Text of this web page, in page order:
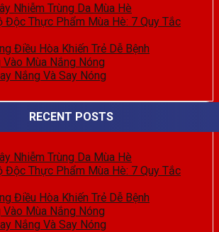
Nhiễm Trùng Da Mùa Hè
Độc Thực Phẩm Mùa Hè: 7 Quy Tắc
Điều Hòa Khiến Trẻ Dễ Bệnh
Mùa Nắng Nóng
Nắng Và Say Nóng
RECENT POSTS
Nhiễm Trùng Da Mùa Hè
Độc Thực Phẩm Mùa Hè: 7 Quy Tắc
Điều Hòa Khiến Trẻ Dễ Bệnh
Mùa Nắng Nóng
Nắng Và Say Nóng